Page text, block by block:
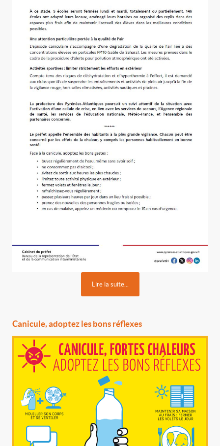
Lire la suite...
Canicule, adoptez les bons réflexes